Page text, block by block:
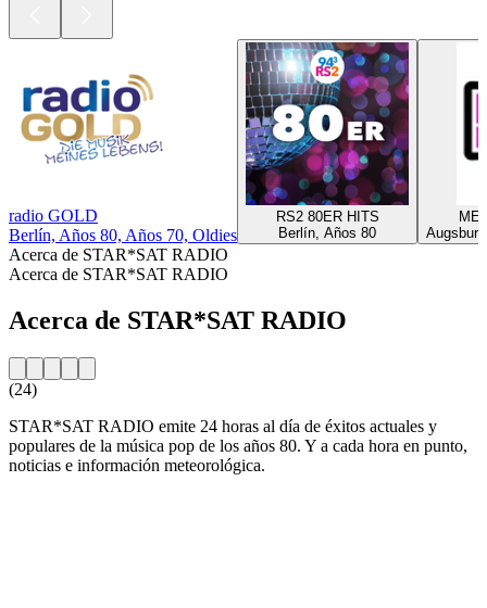
radio GOLD
Berlín, Años 80, Años 70, Oldies
RS2 80ER HITS
Berlín, Años 80
Acerca de STAR*SAT RADIO
Acerca de STAR*SAT RADIO
Acerca de STAR*SAT RADIO
(24)
STAR*SAT RADIO emite 24 horas al día de éxitos actuales y
populares de la música pop de los años 80. Y a cada hora en punto,
noticias e información meteorológica.